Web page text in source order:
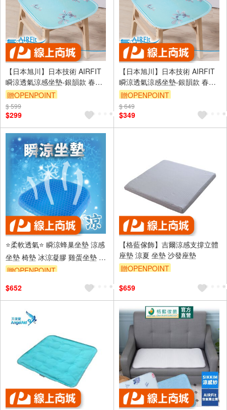
【日本旭川】日本技術 AIRFIT
瞬涼透氣涼感坐墊-銀韻款 春夏
新色 空氣纖維 辦公室坐墊 透氣
坐墊 屁痘 減壓支撐
贈OPENPOINT
訂單滿999享9折
$ 599
$299
【日本旭川】日本技術 AIRFIT
瞬涼透氣涼感坐墊-銀韻款 春夏
新色 空氣纖維 辦公室坐墊 透氣
坐墊 屁痘 減壓支撐
贈OPENPOINT
訂單滿999享9折
$ 649
$349
⭐️柔軟透氣⭐️ 瞬涼蜂巢坐墊 涼感
坐墊 椅墊 冰涼凝膠 雞蛋坐墊 釋
壓柵格 高回彈 久坐神器
贈OPENPOINT
$652
【格藍傢飾】吉爾涼感支撐立體
座墊 涼夏 坐墊 沙發座墊
贈OPENPOINT
$659